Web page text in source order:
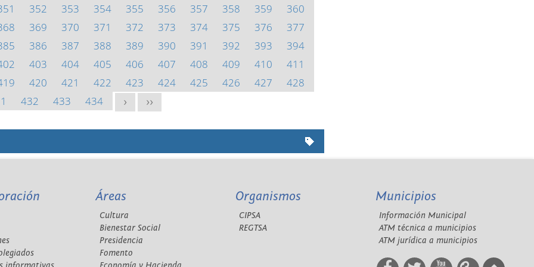
352 353 354 355 356 357 358 359
360
369 370 371 372 373 374 375 376
377
386 387 388 389 390 391 392 393
394
403 404 405 406 407 408 409 410
411
420 421 422 423 424 425 426 427
428
432 433 434 > >>
Áreas
Cultura
Bienestar Social
Presidencia
Fomento
Organismos
CIPSA
REGTSA
Municipios
Información Municipal
ATM técnica a municipios
ATM jurídica a municipios